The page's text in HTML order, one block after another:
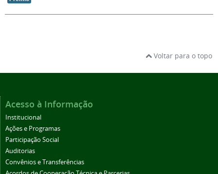
Voltar para o topo
Acesso à Informação
Institucional
Ações e Programas
Participação Social
Auditorias
Convênios e Transferências